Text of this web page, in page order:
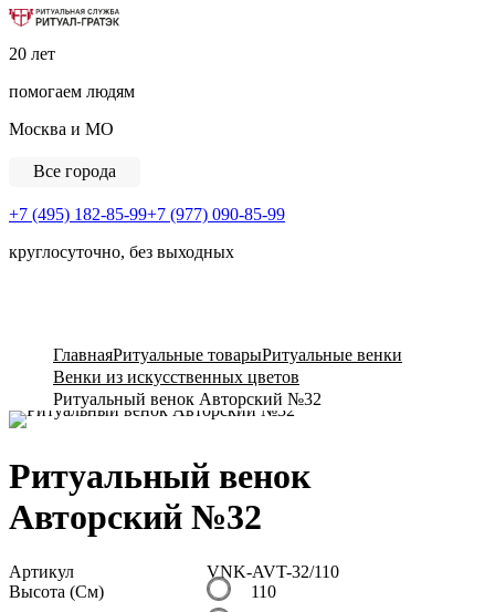
Ритуальная Служба «Ритуал-ГРАТЭК»
20 лет
помогаем людям
Москва и МО
Все города
+7 (495) 182-85-99+7 (977) 090-85-99
круглосуточно, без выходных
ГлавнаяРитуальные товарыРитуальные венки
Венки из искусственных цветов
Ритуальный венок Авторский №32
Ритуальный венок
Авторский №32
Артикул
VNK-AVT-32/110
Высота (См)
110